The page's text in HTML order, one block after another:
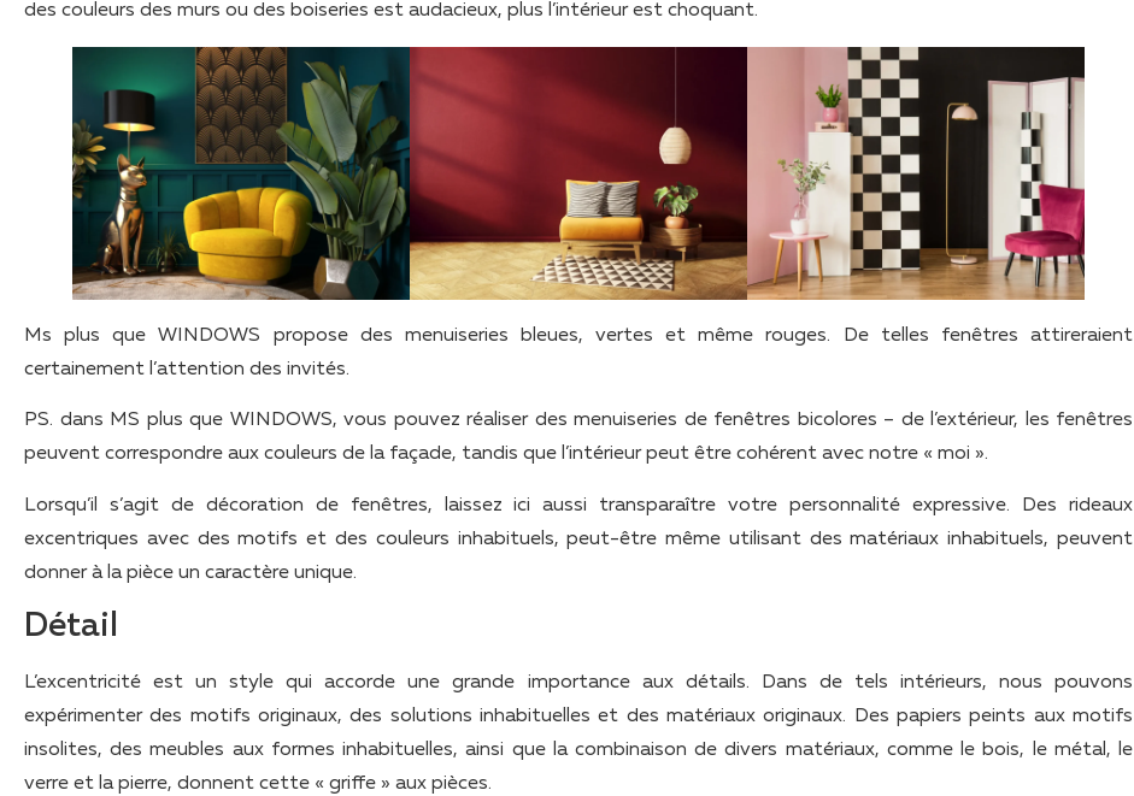
des couleurs des murs ou des boiseries est audacieux, plus l’intérieur est choquant.
Ms plus que WINDOWS propose des menuiseries bleues, vertes et même rouges. De telles fenêtres attireraient
certainement l’attention des invités.
PS. dans MS plus que WINDOWS, vous pouvez réaliser des menuiseries de fenêtres bicolores – de l’extérieur, les fenêtres
peuvent correspondre aux couleurs de la façade, tandis que l’intérieur peut être cohérent avec notre « moi ».
Lorsqu’il s’agit de décoration de fenêtres, laissez ici aussi transparaître votre personnalité expressive. Des rideaux
excentriques avec des motifs et des couleurs inhabituels, peut-être même utilisant des matériaux inhabituels, peuvent
donner à la pièce un caractère unique.
Détail
L’excentricité est un style qui accorde une grande importance aux détails. Dans de tels intérieurs, nous pouvons
expérimenter des motifs originaux, des solutions inhabituelles et des matériaux originaux. Des papiers peints aux motifs
insolites, des meubles aux formes inhabituelles, ainsi que la combinaison de divers matériaux, comme le bois, le métal, le
verre et la pierre, donnent cette « griffe » aux pièces.